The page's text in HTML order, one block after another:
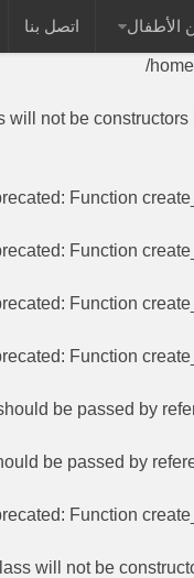
same name as their
/
not be
: Function
: Function
: Function
: Function
be passed by
be passed by
: Function
will not be
الأطفال اتصل بنا